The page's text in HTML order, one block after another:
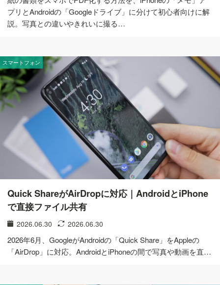
プリとAndroidの「Googleドライブ」に分けて初心者向けに解
説。写真との違いやきれいに撮る…
スマートフォン
Quick ShareがAirDropに対応｜AndroidとiPhone
で直接ファイル共有
2026.06.30 2026.06.30
2026年6月、GoogleがAndroidの「Quick Share」をAppleの
「AirDrop」に対応。AndroidとiPhoneの間で写真や動画を直…